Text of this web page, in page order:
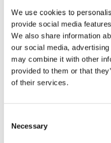
We use cookies to
provide social media
We also share information
our social media,
may combine it with other
provided to them or that
of their services.
Selection
Necessary
Rendimento
dell'ingranaggio
ca.
Massimo. Gioco
degli ingranaggi
1.7
ingresso